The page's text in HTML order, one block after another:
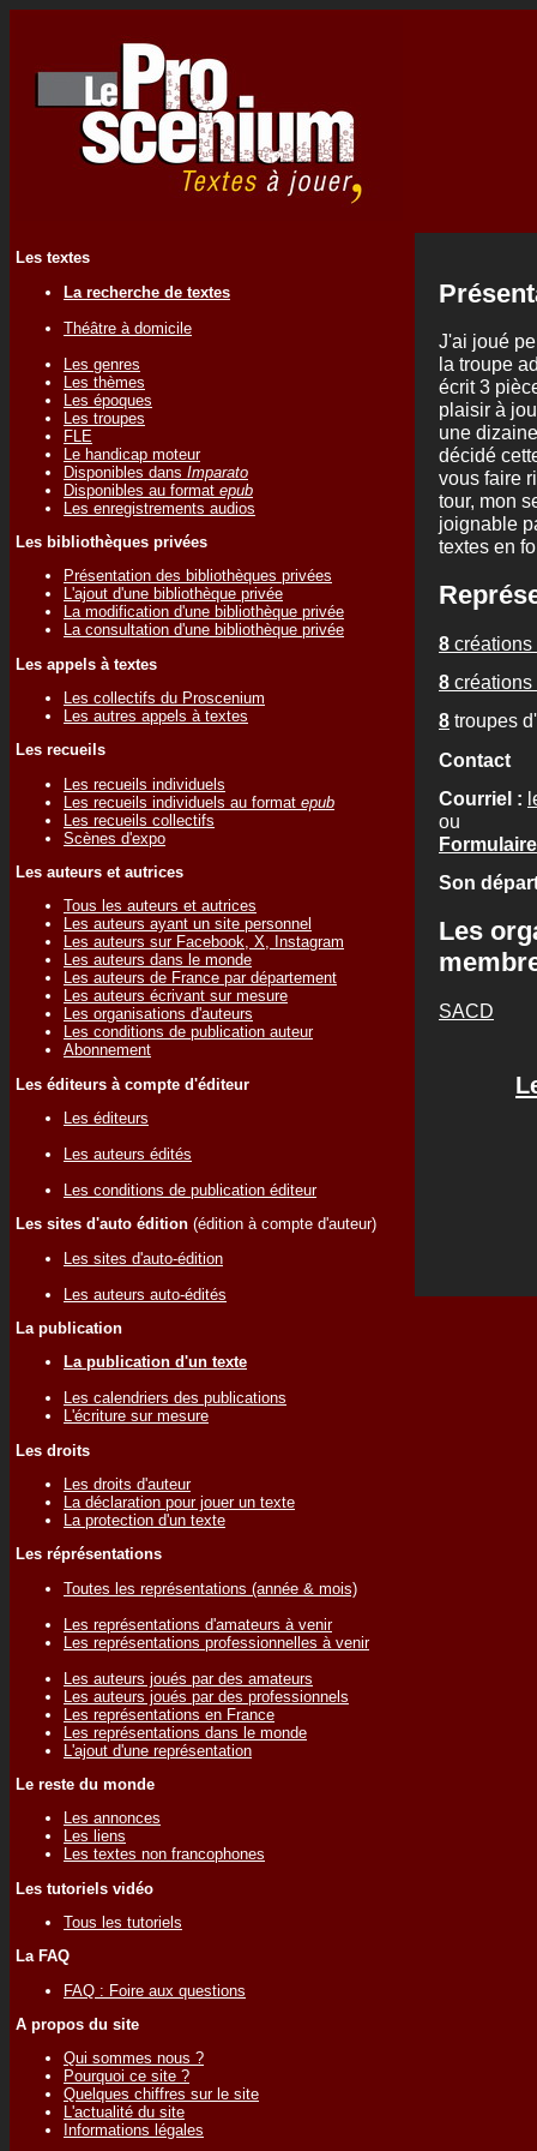
Les textes
La recherche de textes
Théâtre à domicile
Les genres
Les thèmes
Les époques
Les troupes
FLE
Le handicap moteur
Disponibles dans Imparato
Disponibles au format epub
Les enregistrements audios
Les bibliothèques privées
Présentation des bibliothèques privées
L'ajout d'une bibliothèque privée
La modification d'une bibliothèque privée
La consultation d'une bibliothèque privée
Les appels à textes
Les collectifs du Proscenium
Les autres appels à textes
Les recueils
Les recueils individuels
Les recueils individuels au format epub
Les recueils collectifs
Scènes d'expo
Les auteurs et autrices
Tous les auteurs et autrices
Les auteurs ayant un site personnel
Les auteurs sur Facebook, X, Instagram
Les auteurs dans le monde
Les auteurs de France par département
Les auteurs écrivant sur mesure
Les organisations d'auteurs
Les conditions de publication auteur
Abonnement
Les éditeurs à compte d'éditeur
Les éditeurs
Les auteurs édités
Les conditions de publication éditeur
Les sites d'auto édition (édition à compte d'auteur)
Les sites d'auto-édition
Les auteurs auto-édités
La publication
La publication d'un texte
Les calendriers des publications
L'écriture sur mesure
Les droits
Les droits d'auteur
La déclaration pour jouer un texte
La protection d'un texte
Les réprésentations
Toutes les représentations (année & mois)
Les représentations d'amateurs à venir
Les représentations professionnelles à venir
Les auteurs joués par des amateurs
Les auteurs joués par des professionnels
Les représentations en France
Les représentations dans le monde
L'ajout d'une représentation
Le reste du monde
Les annonces
Les liens
Les textes non francophones
Les tutoriels vidéo
Tous les tutoriels
La FAQ
FAQ : Foire aux questions
A propos du site
Qui sommes nous ?
Pourquoi ce site ?
Quelques chiffres sur le site
L'actualité du site
Informations légales
J'ai joué
la troupe
écrit 3
plaisir à
une
décidé
vous faire
tour, mon
joignable
textes en
8 créations
8 créations
8 troupes
Contact
Courriel :
ou
Son
Les
SACD